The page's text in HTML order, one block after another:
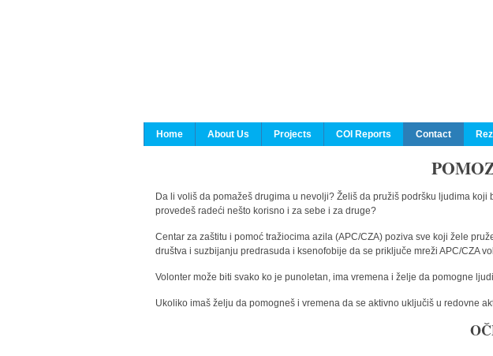
Home
About Us Projects COI Reports Contact
Da li voliš da pomažeš drugima u nevolji? Želiš da pružiš podršku ljudima
provedeš radeći nešto korisno i za sebe i za druge?
Centar za zaštitu i pomoć tražiocima azila (APC/CZA) poziva sve koji žele
društva i suzbijanju predrasuda i ksenofobije da se priključe mreži APC/CZA
Volonter može biti svako ko je punoletan, ima vremena i želje da pomogne
Ukoliko imaš želju da pomogneš i vremena da se aktivno uključiš u redovne